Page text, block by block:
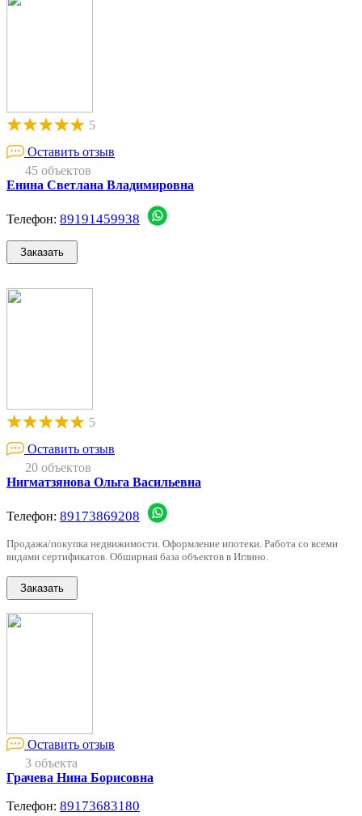
5
Оставить отзыв
45 объектов
Енина Светлана Владимировна
Телефон: 89191459938
5
Оставить отзыв
20 объектов
Нигматзянова Ольга Васильевна
Телефон: 89173869208
Продажа/покупка недвижимости. Оформление ипотеки. Работа со всеми
видами сертификатов. Обширная база объектов в Иглино.
Оставить отзыв
3 объекта
Грачева Нина Борисовна
Телефон: 89173683180